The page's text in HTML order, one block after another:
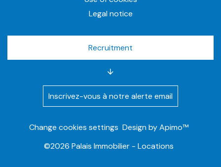
Legal notice
Recruitment
Inscrivez-vous à notre alerte email
Change cookies settings Design byApimo™
©2026 Palais Immobilier - Locations